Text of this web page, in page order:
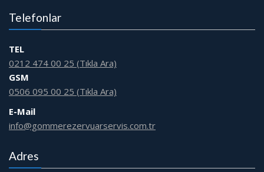
Telefonlar
TEL
0212 474 00 25 (Tıkla Ara)
GSM
0506 095 00 25 (Tıkla Ara)
E-Mail
info@gommerezervuarservis.com.tr
Adres